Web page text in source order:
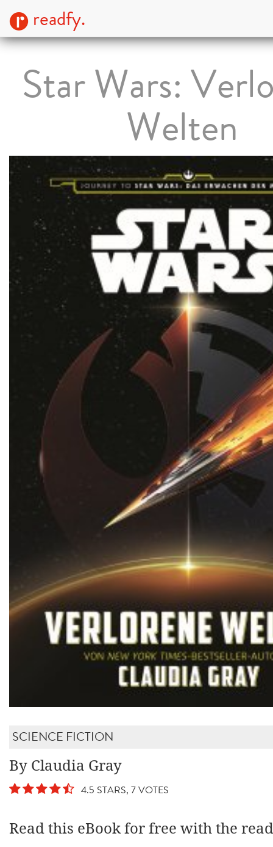
readfy.
Star Wars:
Welten
SCIENCE FICTION
By Claudia Gray
4.5 STARS, 7 VOTES
Read this eBook for free with the